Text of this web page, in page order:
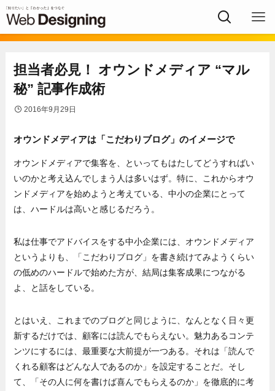
担当者必見！ オウンドメディア “マル
秘” 記事作成術
2016年9月29日
オウンドメディアは「こだわりブログ」のイメージで
オウンドメディアで集客を、といってもはたしてどうすればい
いのかと考え込んでしまう人は多いはず。特に、これからオウ
ンドメディアを始めようと考えている、中小の企業にとって
は、ハードルは高いと感じるだろう。
私は仕事でアドバイスをする中小企業には、オウンドメディア
というよりも、「こだわりブログ」を書き続けてみようくらい
の低めのハードルで始めた方が、結局は集客成果につながる
よ、と話をしている。
とはいえ、これまでのブログと同じように、なんとなく日々更
新するだけでは、顧客には読んでもらえない。魅力あるコンテ
ンツにするには、最重要な大前提が一つある。それは「読んで
くれる顧客はどんな人であるのか」を設定することだ。そし
て、「その人に何を書けば喜んでもらえるのか」を徹底的に考